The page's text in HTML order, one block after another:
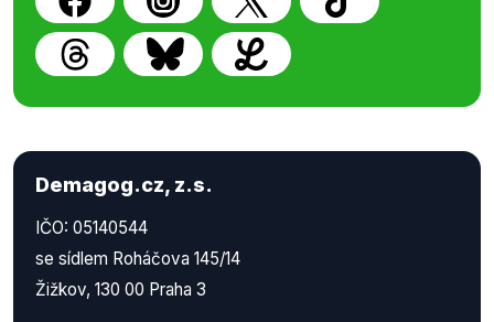
Demagog.cz, z.s.
IČO: 05140544
se sídlem Roháčova 145/14
Žižkov, 130 00 Praha 3